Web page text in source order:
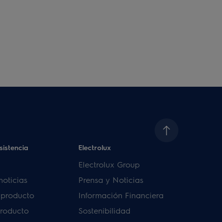
Electrolux
Electrolux Group
Prensa y Noticias
Información Financiera
Sostenibilidad